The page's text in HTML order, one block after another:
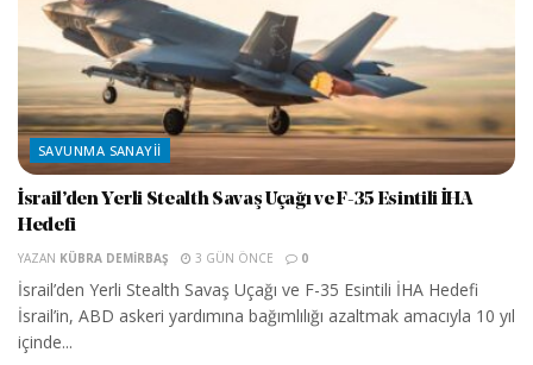
SAVUNMA SANAYII
İsrail’den Yerli Stealth Savaş Uçağı ve F-35 Esintili İHA
Hedefi
YAZAN KÜBRA DEMIRBAŞ 3 GÜN ÖNCE 0
İsrail’den Yerli Stealth Savaş Uçağı ve F-35 Esintili İHA Hedefi
İsrail’in, ABD askeri yardımına bağımlılığı azaltmak amacıyla 10 yıl
içinde...